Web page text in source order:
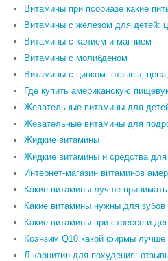
Витамины при псориазе какие
Витамины с железом для детей:
Витамины с калием и магнием
Витамины с молибденом
Витамины с цинком: отзывы, цена,
Где купить американскую
Жевательные витамины для
Жевательные витамины для
Жидкие витамины
Жидкие витамины и средства
Интернет-магазин витаминов
Какие витамины лучше
Какие витамины нужны для зубов
Какие витамины при стрессе и
Коэнзим Q10 какой фирмы лучше
Л-карнитин для похудения: